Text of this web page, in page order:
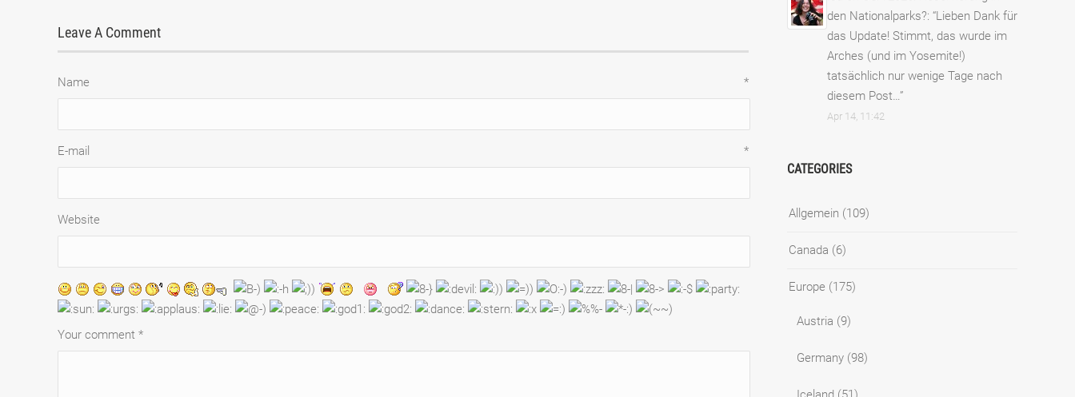
Leave A Comment
Name *
E-mail *
Website
Your comment *
den Nationalparks?: “Lieben Dank für
das Update! Stimmt, das wurde im
Arches (und im Yosemite!)
tatsächlich nur wenige Tage nach
diesem Post…”
Apr 14, 11:42
CATEGORIES
Allgemein (109)
Canada (6)
Europe (175)
Austria (9)
Germany (98)